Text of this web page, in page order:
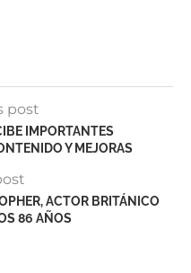
post
IMPORTANTES
Y MEJORAS
ACTOR BRITÁNICO
86 AÑOS